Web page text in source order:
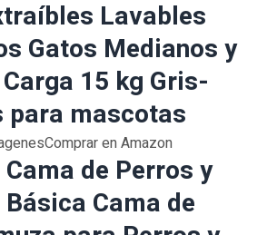
Lavables
Gatos Medianos y
15 kg Gris-
para mascotas
en Amazon
de Perros y
Cama de